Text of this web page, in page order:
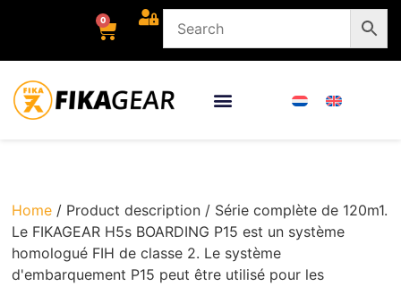
0
Home / Product description / Série complète de 120m1.
Le FIKAGEAR H5s BOARDING P15 est un système
homologué FIH de classe 2. Le système
d'embarquement P15 peut être utilisé pour les